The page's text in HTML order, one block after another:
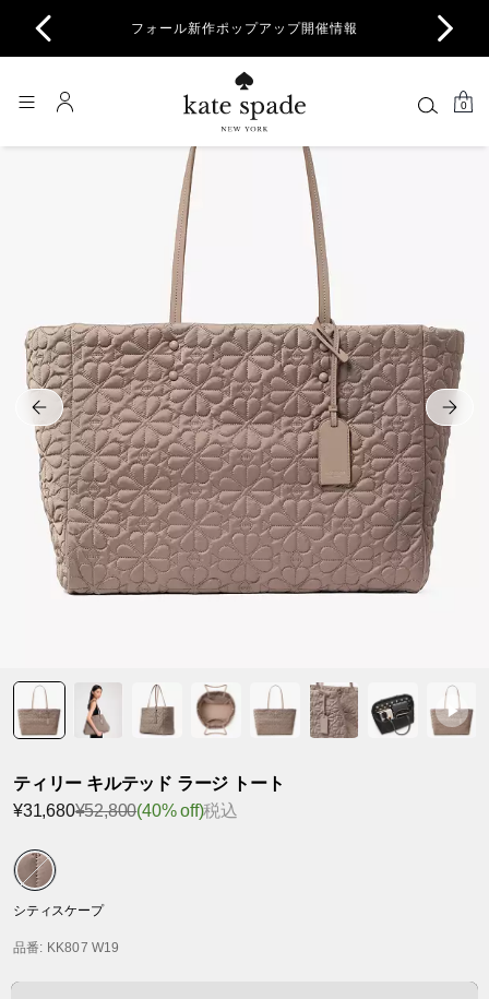
フォール新作ポップアップ開催情報
0
ティリー キルテッド ラージ トート
¥31,680¥52,800(40% off)税込
シティスケープ
品番: KK807 W19